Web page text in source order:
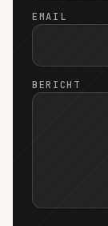
EMAIL
BERICHT